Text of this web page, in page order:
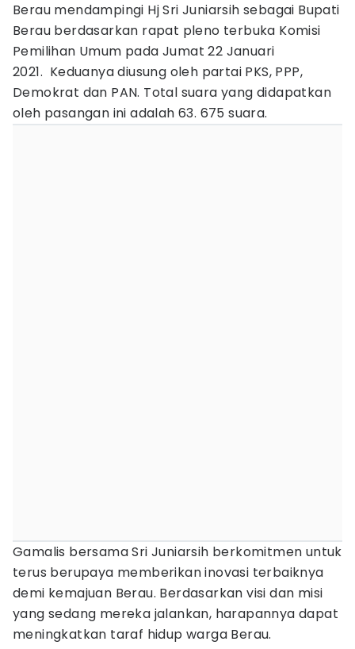
Berau mendampingi Hj Sri Juniarsih sebagai Bupati
Berau berdasarkan rapat pleno terbuka Komisi
Pemilihan Umum pada Jumat 22 Januari
2021. Keduanya diusung oleh partai PKS, PPP,
Demokrat dan PAN. Total suara yang didapatkan
oleh pasangan ini adalah 63. 675 suara.
Gamalis bersama Sri Juniarsih berkomitmen untuk
terus berupaya memberikan inovasi terbaiknya
demi kemajuan Berau. Berdasarkan visi dan misi
yang sedang mereka jalankan, harapannya dapat
meningkatkan taraf hidup warga Berau.